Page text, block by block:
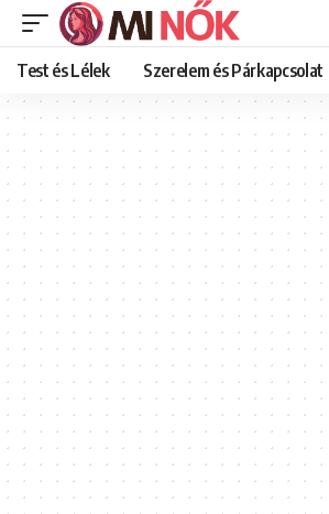
Test és Lélek Szerelem és Párkapcsolat